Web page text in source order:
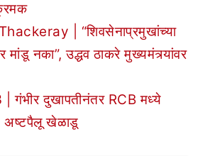
| “शिवसेनाप्रमुखांच्या
मांडू नका”, उद्धव ठाकरे मुख्यमंत्र्यांवर
गंभीर दुखापतीनंतर RCB मध्ये
अष्टपैलू खेळाडू